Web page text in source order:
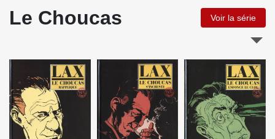
Le Choucas Voir la série